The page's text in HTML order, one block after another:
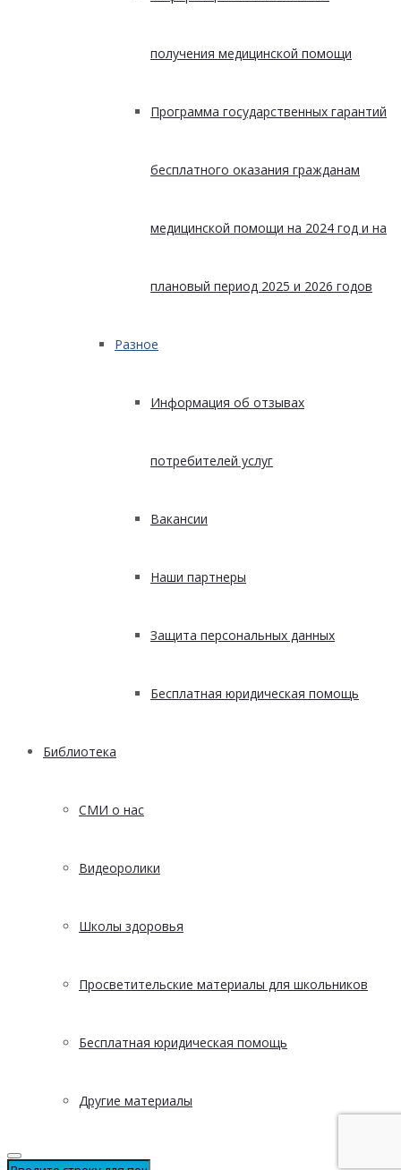
получения медицинской помощи
Программа государственных гарантий
бесплатного оказания гражданам
медицинской помощи на 2024 год и на
плановый период 2025 и 2026 годов
Разное
Информация об отзывах
потребителей услуг
Вакансии
Наши партнеры
Защита персональных данных
Бесплатная юридическая помощь
Библиотека
СМИ о нас
Видеоролики
Школы здоровья
Просветительские материалы для школьников
Бесплатная юридическая помощь
Другие материалы